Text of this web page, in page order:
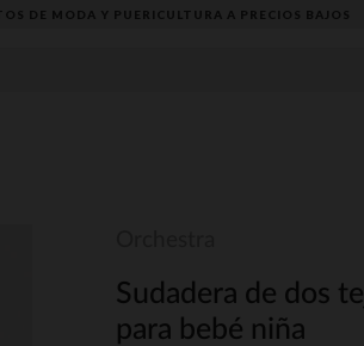
DE MODA Y PUERICULTURA A PRECIOS BAJOS
Sudadera de dos
para bebé niña